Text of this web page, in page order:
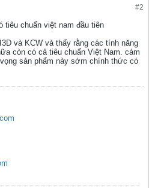
#2
tiêu chuẩn việt nam đầu tiên
và KCW và thấy rằng các tính năng
còn có cả tiêu chuẩn Việt Nam. cám
sản phẩm này sớm chính thức có